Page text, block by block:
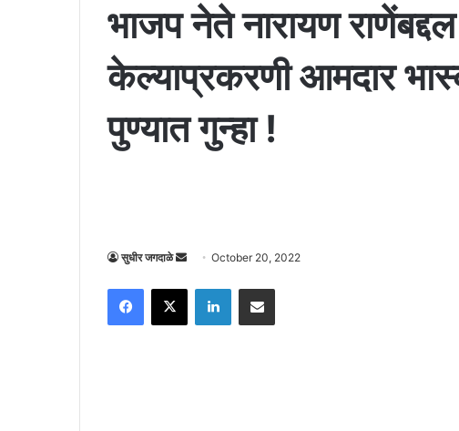
भाजप नेते नारायण
केल्याप्रकरणी आमदार
पुण्यात गुन्हा !
सुधीर जगदाळे
Send
email
October 20, 2022
Facebook
X LinkedInShare via Email